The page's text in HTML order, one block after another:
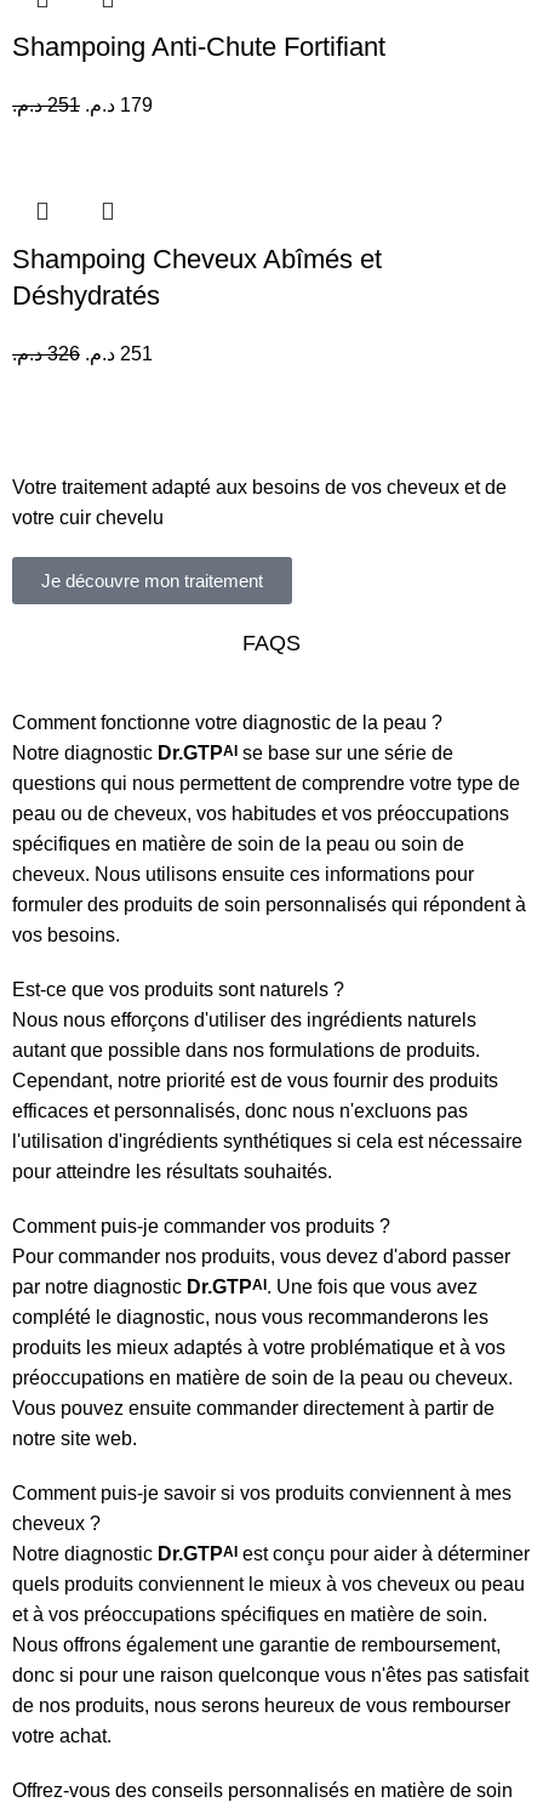
Shampoing Anti-Chute Fortifiant
251 د.م. 179 د.م.
Shampoing Cheveux Abîmés et
Déshydratés
326 د.م. 251 د.م.
Votre traitement adapté aux besoins de vos cheveux et de
votre cuir chevelu
Je découvre mon traitement
FAQS
Comment fonctionne votre diagnostic de la peau ?
Notre diagnostic Dr.GTPAI se base sur une série de
questions qui nous permettent de comprendre votre type de
peau ou de cheveux, vos habitudes et vos préoccupations
spécifiques en matière de soin de la peau ou soin de
cheveux. Nous utilisons ensuite ces informations pour
formuler des produits de soin personnalisés qui répondent à
vos besoins.
Est-ce que vos produits sont naturels ?
Nous nous efforçons d'utiliser des ingrédients naturels
autant que possible dans nos formulations de produits.
Cependant, notre priorité est de vous fournir des produits
efficaces et personnalisés, donc nous n'excluons pas
l'utilisation d'ingrédients synthétiques si cela est nécessaire
pour atteindre les résultats souhaités.
Comment puis-je commander vos produits ?
Pour commander nos produits, vous devez d'abord passer
par notre diagnostic Dr.GTPAI. Une fois que vous avez
complété le diagnostic, nous vous recommanderons les
produits les mieux adaptés à votre problématique et à vos
préoccupations en matière de soin de la peau ou cheveux.
Vous pouvez ensuite commander directement à partir de
notre site web.
Comment puis-je savoir si vos produits conviennent à mes
cheveux ?
Notre diagnostic Dr.GTPAI est conçu pour aider à déterminer
quels produits conviennent le mieux à vos cheveux ou peau
et à vos préoccupations spécifiques en matière de soin.
Nous offrons également une garantie de remboursement,
donc si pour une raison quelconque vous n'êtes pas satisfait
de nos produits, nous serons heureux de vous rembourser
votre achat.
Offrez-vous des conseils personnalisés en matière de soin